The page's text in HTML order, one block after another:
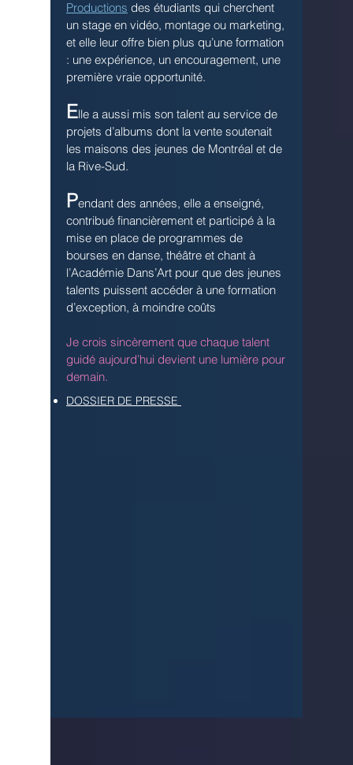
Productions des étudiants qui cherchent
un stage en vidéo, montage ou marketing,
et elle leur offre bien plus qu’une formation
: une expérience, un encouragement, une
première vraie opportunité.
Elle a aussi mis son talent au service de
projets d’albums dont la vente soutenait
les maisons des jeunes de Montréal et de
la Rive-Sud.
Pendant des années, elle a enseigné,
contribué financièrement et participé à la
mise en place de programmes de
bourses en danse, théâtre et chant à
l’Académie Dans’Art pour que des jeunes
talents puissent accéder à une formation
d’exception, à moindre coûts
Je crois sincèrement que chaque talent
guidé aujourd’hui devient une lumière pour
demain.
DOSSIER DE PRESSE